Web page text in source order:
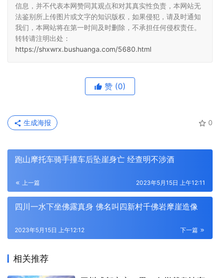
信息，并不代表本网赞同其观点和对其真实性负责，本网站无
法鉴别所上传图片或文字的知识版权，如果侵犯，请及时通知
我们，本网站将在第一时间及时删除，不承担任何侵权责任。
转转请注明出处：
https://shxwrx.bushuanga.com/5680.html
赞 (0)
0
生成海报
跑山摩托车骑手撞车后坠崖身亡 经查明不涉酒
上一篇 2023年5月15日 上午12:11
四川一水下坐佛露真身 佛名叫四新村千佛岩摩崖造像
下一篇
2023年5月15日 上午12:12
相关推荐